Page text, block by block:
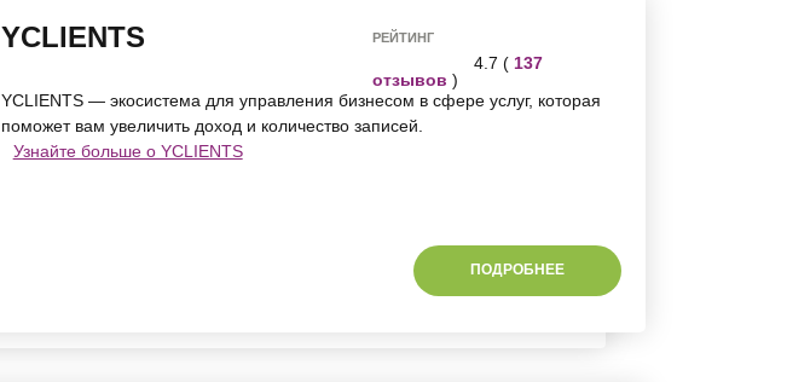
YCLIENTS РЕЙТИНГ
4.7 ( 137
отзывов )
YCLIENTS — экосистема для управления бизнесом в сфере услуг, которая
поможет вам увеличить доход и количество записей.
Узнайте больше о YCLIENTS
ПОДРОБНЕЕ